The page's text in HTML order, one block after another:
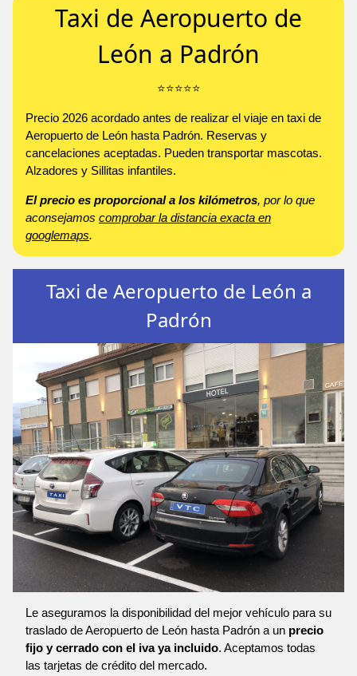
Taxi de Aeropuerto de
León a Padrón
⭐️⭐️⭐️⭐️⭐️
Precio 2026 acordado antes de realizar el viaje en taxi de
Aeropuerto de León hasta Padrón. Reservas y
cancelaciones aceptadas. Pueden transportar mascotas.
Alzadores y Sillitas infantiles.
El precio es proporcional a los kilómetros, por lo que
aconsejamos comprobar la distancia exacta en
googlemaps.
Taxi de Aeropuerto de León a
Padrón
Le aseguramos la disponibilidad del mejor vehículo para su
traslado de Aeropuerto de León hasta Padrón a un precio
fijo y cerrado con el iva ya incluido. Aceptamos todas
las tarjetas de crédito del mercado.